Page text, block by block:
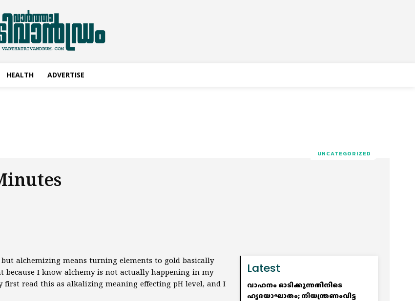
HEALTH ADVERTISE
UNCATEGORIZED
alchemizing means turning elements to gold basically
because I know alchemy is not actually happening in my
read this as alkalizing meaning effecting pH level, and I
Latest
വാഹനം ഓടിക്കുന്നതിനിടെ
ഹൃദയാഘാതം; നിയന്ത്രണംവിട്ട